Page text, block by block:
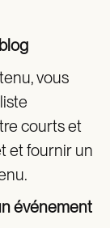
vous
courts et
et fournir un
événement